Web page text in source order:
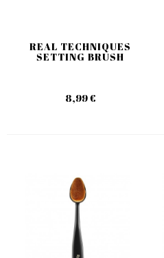
REAL TECHNIQUES
SETTING BRUSH
8,99 €